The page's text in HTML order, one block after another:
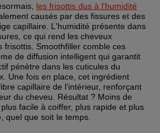
les frisottis dus à l'humidité
causés par des fissures et des
capillaire. L'humidité présente dans
ce qui rend les cheveux
frisottis. Smoothfiller comble ces
de diffusion intelligent qui garantit
pénètre dans les cuticules du
Une fois en place, cet ingrédient
capillaire de l'intérieur, renforçant
du cheveu. Résultat ? Moins de
facile à coiffer, plus rapide et plus
quel que soit le temps.